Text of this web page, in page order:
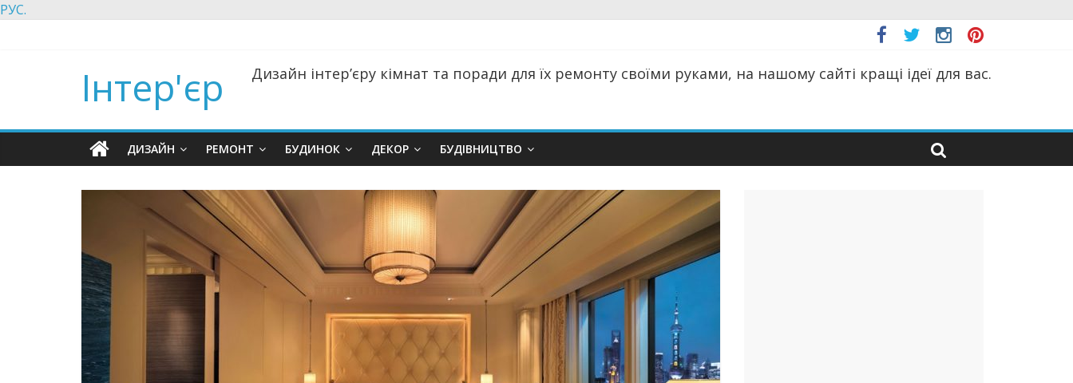
РУС.
Інтер'єр Дизайн інтер’єру кімнат та поради для їх ремонту своїми руками, на нашому сайті кращі ідеї для вас.
ДИЗАЙН РЕМОНТ БУДИНОК ДЕКОР БУДІВНИЦТВО